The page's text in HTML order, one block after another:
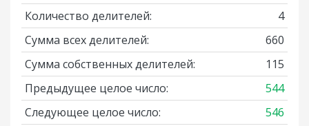
Количество делителей:
4
Сумма всех делителей:
660
Сумма собственных делителей:
115
Предыдущее целое число:
544
Следующее целое число:
546